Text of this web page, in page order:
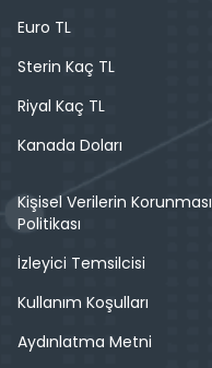
Euro TL
Sterin Kaç TL
Riyal Kaç TL
Kanada Doları
Kişisel Verilerin Korunması
Politikası
İzleyici Temsilcisi
Kullanım Koşulları
Aydınlatma Metni